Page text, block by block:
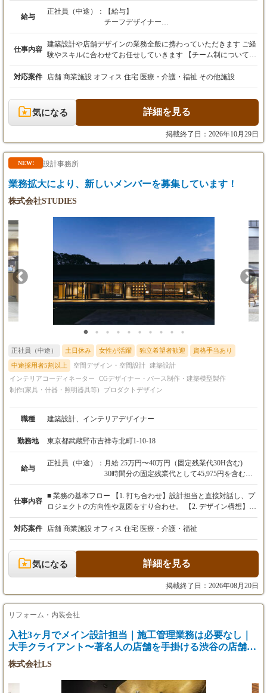
給与
正社員（中途）：
【給与】
チーフデザイナー
想定年収432万円～
月給36万円〜
└固定残業代8.8万円（44.93h）以上を含む
└月給37万円以上は時間外・休日勤務の定めを
適用しません
（労働基準法第41条に規定する管理監督者とし
ての採用となるため）
※経験、能力を最大限考慮のうえ当社規定によ
想定年収300万円～
※経験、能力を最大限考慮のうえ当社規定によ
【残業代】
※固定残業代は給与により変動し、超過分は別
【昇給・賞与】
・昇給：年１回
【試用期間】
なし
【年収例】
年収432万円＋賞与／35歳（入社1年目）：月給
年収300万円＋賞与／25歳（入社1年目）：月給
25万円
仕事内容
建築設計や店舗デザインの業務全般に携わっていただきます ご経
験やスキルに合わせてお任せしていきます 【チーム制について】
建築設計1チーム・意匠設計4チームを各3～4名で編成 希望や面接
から判断し、配属先チームを決定します ／／ 経験の浅い方なら
先輩社員がしっかりフォロー また、経験やスキルに応じて相応の
ポジションを提案します ＼＼ 【仕事の流れについて】 基本的に
はひとつの案件をひとつのチームが担当 また、チーム毎に複数プ
ロジェクトを同時進行させています 企画構想から竣工まで一貫し
イメージ等のヒアリング） ↓ ・プレゼン作成 （内外装デザイ
ン、レイアウト設計） ↓ ・お客様との打合せ （デザイン決
定、予算決め～ご契約） ↓ ・図面作成 ↓ ・工事業者手配
捗管理） ↓ ・竣工 ↓ ・アフターフォロー 【職場の雰囲
～30代の若手が多く活躍する、社員数17名の職場です 代表やチー
フデザイナーとの距離感が近いのも大きな魅力 一流の仕事術を肌
P】https://www.cafeco-design.com/ 【公式Instagram】https://www.insta
gram.com/cafeco.design/ 【選考フロー】 応募から内定まで約1ヶ月
の想定です ・書類選考（①履歴書②職務経歴書③ポートフォリオ
等） ↓ ・一次面接（遠方お住まいの場合はオンライン検討
可） ↓ ・二次面接 ↓ ・内定（こちらのサイトよりメール
にてご連絡いたします） 【面接地】 本社オフィス（大阪市中央
区｜最寄り「天満橋駅」徒歩3分） 【書類選考について】 ご応募
後に限り資料送付は下記でもうけたまわります ▼郵送▼ 〒5
40-0008 大阪市中央区大手前1-7-24 京阪天満橋ビル1階 株式会
社カフェ 採用担当 宛 ▼メール▼ cafeco-recruit@ca-fe.co.jp
その他ご不明な点、ご質問などございましたらお気軽にご連絡く
ださい
対応案件 店舗 商業施設 オフィス 住宅 医療・介護・福祉 その他施設
気になる 詳細を見る
掲載終了日：2026年10月29日
NEW! 設計事務所
業務拡大により、新しいメンバーを募集しています！
株式会社STUDIES
正社員（中途） 土日休み 女性が活躍 独立希望者歓迎 資格手当あり
中途採用者5割以上 空間デザイン・空間設計 建築設計
インテリアコーディネーター
CGデザイナー・パース制作・建築模型製作
制作(家具・什器・照明器具等)
プロダクトデザイン
職種 建築設計、インテリアデザイナー
勤務地 東京都武蔵野市吉祥寺北町1-10-18
給与
正社員（中途）： 月給 25万円〜40万円（固定残業代30H含む)
30時間分の固定残業代として45,975円を含む
実務経験4年以上の方は幹部候補として
月給 30万円〜45万円（固定残業代30H含む)
30時間分の固定残業代として55,560円を含む
※上記を超える時間外労働分は特別休暇等にて
補填
※給与額は能力・経験等を勘案のうえ決定させ
ていただきます。
年1回(8月)
※状況により、3か月の試用期間を設けること
仕事内容
■ 業務の基本フロー 【1. 打ち合わせ】設計担当と直接対話し、プ
ロジェクトの方向性や意図をすり合わせ。 【2. デザイン構想】空
間の骨格やインテリア要素を構築。 【3. プレゼンテーション】プ
レゼンテーション資料を作成し、お客様にご提案 【4. 基本設計】
プレゼンテーションしたデザインを形にするために、設計の基礎
となる基本設計図を作成 【5. 実施設計】基本設計をより詳細まで
検討し、想像したデザインを'形にする'ための図面を作成 【6. 現
場監理】主役は施工会社に移るが、想い描いたものがしっかり形
になるために現場を確認 【7. お引き渡し】お客様にお披露目し、
満足いただくことがゴール
対応案件 店舗 商業施設 オフィス 住宅 医療・介護・福祉
気になる 詳細を見る
掲載終了日：2026年08月20日
リフォーム・内装会社
入社3ヶ月でメイン設計担当｜施工管理業務は必要なし｜
大手クライアント〜著名人の店舗を手掛ける渋谷の店舗ブ
ランディング企業
株式会社LS